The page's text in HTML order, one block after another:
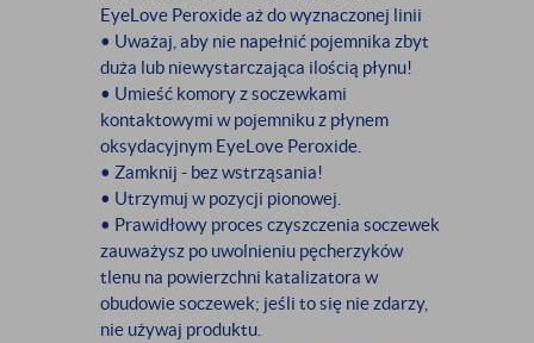
EyeLove Peroxide aż do wyznaczonej linii
• Uważaj, aby nie napełnić pojemnika zbyt
duża lub niewystarczająca ilością płynu!
• Umieść komory z soczewkami
kontaktowymi w pojemniku z płynem
oksydacyjnym EyeLove Peroxide.
• Zamknij - bez wstrząsania!
• Utrzymuj w pozycji pionowej.
• Prawidłowy proces czyszczenia soczewek
zauważysz po uwolnieniu pęcherzyków
tlenu na powierzchni katalizatora w
obudowie soczewek; jeśli to się nie zdarzy,
nie używaj produktu.